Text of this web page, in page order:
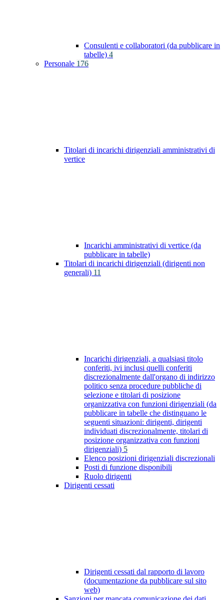
Consulenti e collaboratori (da pubblicare in
tabelle) 4
Personale 176
Titolari di incarichi dirigenziali amministrativi di
vertice
Incarichi amministrativi di vertice (da
pubblicare in tabelle)
Titolari di incarichi dirigenziali (dirigenti non
generali) 11
Incarichi dirigenziali, a qualsiasi titolo
conferiti, ivi inclusi quelli conferiti
discrezionalmente dall'organo di indirizzo
politico senza procedure pubbliche di
selezione e titolari di posizione
organizzativa con funzioni dirigenziali (da
pubblicare in tabelle che distinguano le
seguenti situazioni: dirigenti, dirigenti
individuati discrezionalmente, titolari di
posizione organizzativa con funzioni
dirigenziali) 5
Elenco posizioni dirigenziali discrezionali
Posti di funzione disponibili
Ruolo dirigenti
Dirigenti cessati
Dirigenti cessati dal rapporto di lavoro
(documentazione da pubblicare sul sito
web)